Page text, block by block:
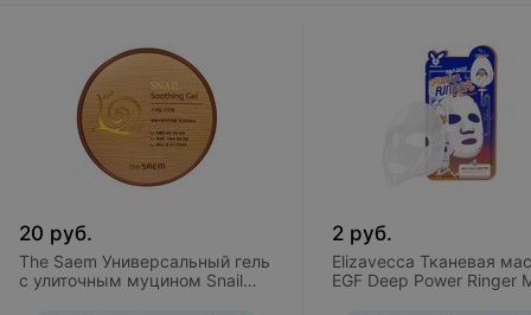
20 руб.
The Saem Универсальный гель
с улиточным муцином Snail
2 руб.
Elizavecca Тканевая
EGF Deep Power Ringer